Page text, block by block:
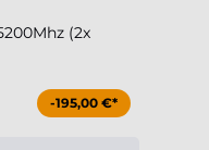
(2x
-195,00 €*